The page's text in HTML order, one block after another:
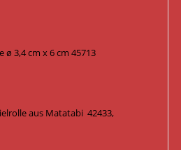
ø 3,4 cm x 6 cm 45713
aus Matatabi 42433,